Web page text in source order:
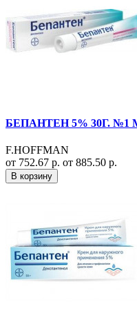
БЕПАНТЕН 5% 30Г.
F.HOFFMAN
от 752.67 р. от 885.50 р.
В корзину